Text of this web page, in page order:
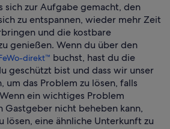
sich zur Aufgabe gemacht, den
zu entspannen, wieder mehr Zeit
und die kostbare
genießen. Wenn du über den
direkt™ buchst, hast du die
geschützt bist und dass wir unser
um das Problem zu lösen, falls
ein wichtiges Problem
Gastgeber nicht beheben kann,
lösen, eine ähnliche Unterkunft zu